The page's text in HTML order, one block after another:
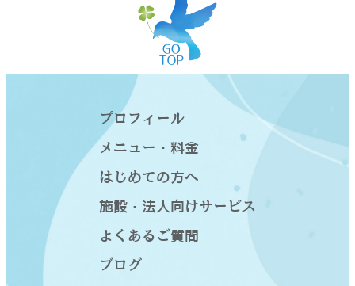
プロフィール
メニュー・料金
はじめての方へ
施設・法人向けサービス
よくあるご質問
ブログ